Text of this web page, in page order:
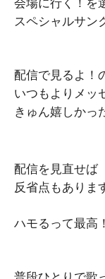
会場に行く！を
スペシャルサン
配信で見るよ！
いつもよりメッ
きゅん嬉しかっ
配信を見直せば
反省点もありま
ハモるって最高！